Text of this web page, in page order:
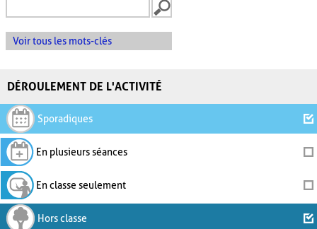
Voir tous les mots-clés
DÉROULEMENT DE L'ACTIVITÉ
Sporadiques
En plusieurs séances
En classe seulement
Hors classe